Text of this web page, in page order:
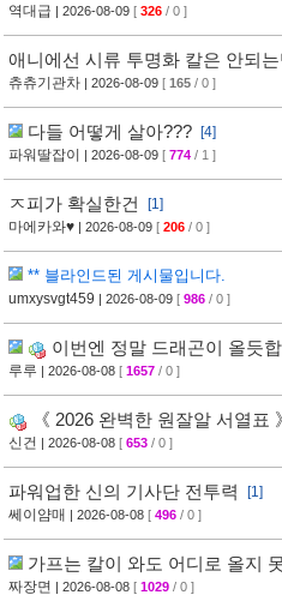
역대급 | 2026-08-09 [ 326 / 0 ]
애니에선 시류 투명화 칼은 안되
츄츄기관차 | 2026-08-09 [ 165 / 0 ]
다들 어떻게 살아???
[4]
파워딸잡이
| 2026-08-09 [ 774 / 1 ]
ㅈ피가 확실한건
[1]
마에카와♥ | 2026-08-09 [ 206 / 0 ]
** 블라인드된 게시물입니다.
umxysvgt459 | 2026-08-09 [ 986 / 0 ]
이번엔 정말 드래곤이 올듯
루루 | 2026-08-08 [ 1657 / 0 ]
《 2026 완벽한 원잘알 서열표 》
신건 | 2026-08-08 [ 653 / 0 ]
파워업한 신의 기사단 전투력
[1]
쎄이얌매
| 2026-08-08 [ 496 / 0 ]
가프는 칼이 와도 어디로 올지
짜장면
| 2026-08-08 [ 1029 / 0 ]